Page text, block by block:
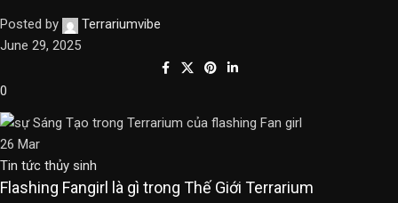
Posted by
Terrariumvibe
June 29, 2025
0
26 Mar
Tin tức thủy sinh
Flashing Fangirl là gì trong Thế Giới Terrarium